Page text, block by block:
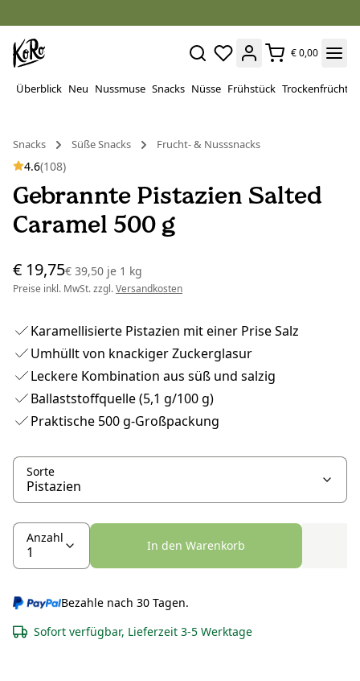
€ 0,00
Überblick Neu Nussmuse Snacks Nüsse Frühstück Trockenfrüchte
Snacks
Süße Snacks Frucht- & Nusssnacks
4.6(108)
Gebrannte Pistazien Salted
Caramel 500 g
€ 19,75€ 39,50 je 1 kg
Preise inkl. MwSt. zzgl.Versandkosten
Karamellisierte Pistazien mit einer Prise Salz
Umhüllt von knackiger Zuckerglasur
Leckere Kombination aus süß und salzig
Ballaststoffquelle (5,1 g/100 g)
Praktische 500 g-Großpackung
Sorte
Anzahl
In den Warenkorb
Bezahle nach 30 Tagen.
Sofort verfügbar, Lieferzeit 3-5 Werktage